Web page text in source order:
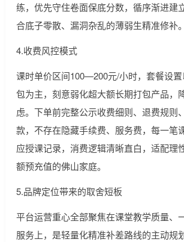
练，优先守住卷面保底分数，循序渐进建
合底子零散、漏洞杂乱的薄弱生精准修补。
4.收费风控模式
课时单价区间100—200元/小时，套餐设
包为主，刻意弱化超大额长期打包产品，
虑。下单前完整公示收费细则、退费规则
款，不存在隐藏手续费、服务费，每一笔
应授课记录，消费逻辑清晰直白，适配理
额预充值的佛山家庭。
5.品牌定位带来的取舍短板
平台运营重心全部聚焦在课堂教学质量、
服务上，是轻量化精准补差路线的主动规